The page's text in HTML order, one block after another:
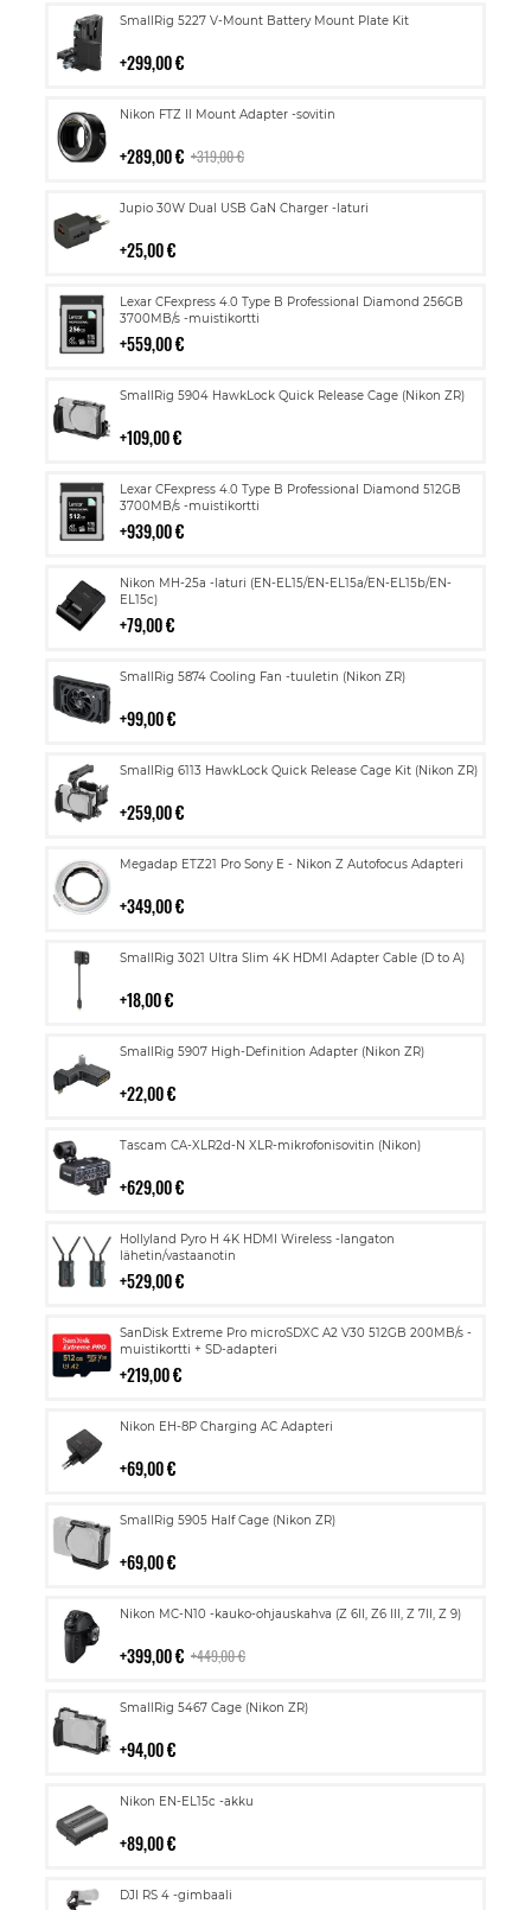
SmallRig 5227 V-Mount Battery Mount Plate Kit
299,00 €
Lisää
Nikon FTZ II Mount Adapter -sovitin
289,00 € 319,00 €
Lisää
Jupio 30W Dual USB GaN Charger -laturi
25,00 €
Lisää
Lexar CFexpress 4.0 Type B Professional Diamond 256GB
3700MB/s -muistikortti
559,00 €
Lisää
ostoskoriin
SmallRig 5904 HawkLock Quick Release Cage (Nikon ZR)
109,00 €
Lisää
Lexar CFexpress 4.0 Type B Professional Diamond 512GB
3700MB/s -muistikortti
939,00 €
Lisää
ostoskoriin
Nikon MH-25a -laturi (EN-EL15/EN-EL15a/EN-EL15b/EN-
EL15c)
79,00 €
Lisää
ostoskoriin
SmallRig 5874 Cooling Fan -tuuletin (Nikon ZR)
99,00 €
Lisää
SmallRig 6113 HawkLock Quick Release Cage Kit (Nikon ZR)
259,00 €
Lisää
Megadap ETZ21 Pro Sony E - Nikon Z Autofocus Adapteri
349,00 €
Lisää
SmallRig 3021 Ultra Slim 4K HDMI Adapter Cable (D to A)
18,00 €
Lisää
SmallRig 5907 High-Definition Adapter (Nikon ZR)
22,00 €
Lisää
Tascam CA-XLR2d-N XLR-mikrofonisovitin (Nikon)
629,00 €
Lisää
Hollyland Pyro H 4K HDMI Wireless -langaton
lähetin/vastaanotin
529,00 €
Lisää
ostoskoriin
SanDisk Extreme Pro microSDXC A2 V30 512GB 200MB/s -
muistikortti + SD-adapteri
219,00 €
Lisää
ostoskoriin
Nikon EH-8P Charging AC Adapteri
69,00 €
Lisää
SmallRig 5905 Half Cage (Nikon ZR)
69,00 €
Lisää
Nikon MC-N10 -kauko-ohjauskahva (Z 6II, Z6 III, Z 7II, Z 9)
399,00 € 449,00 €
Lisää
SmallRig 5467 Cage (Nikon ZR)
94,00 €
Lisää
Nikon EN-EL15c -akku
89,00 €
Lisää
DJI RS 4 -gimbaali
Lisää